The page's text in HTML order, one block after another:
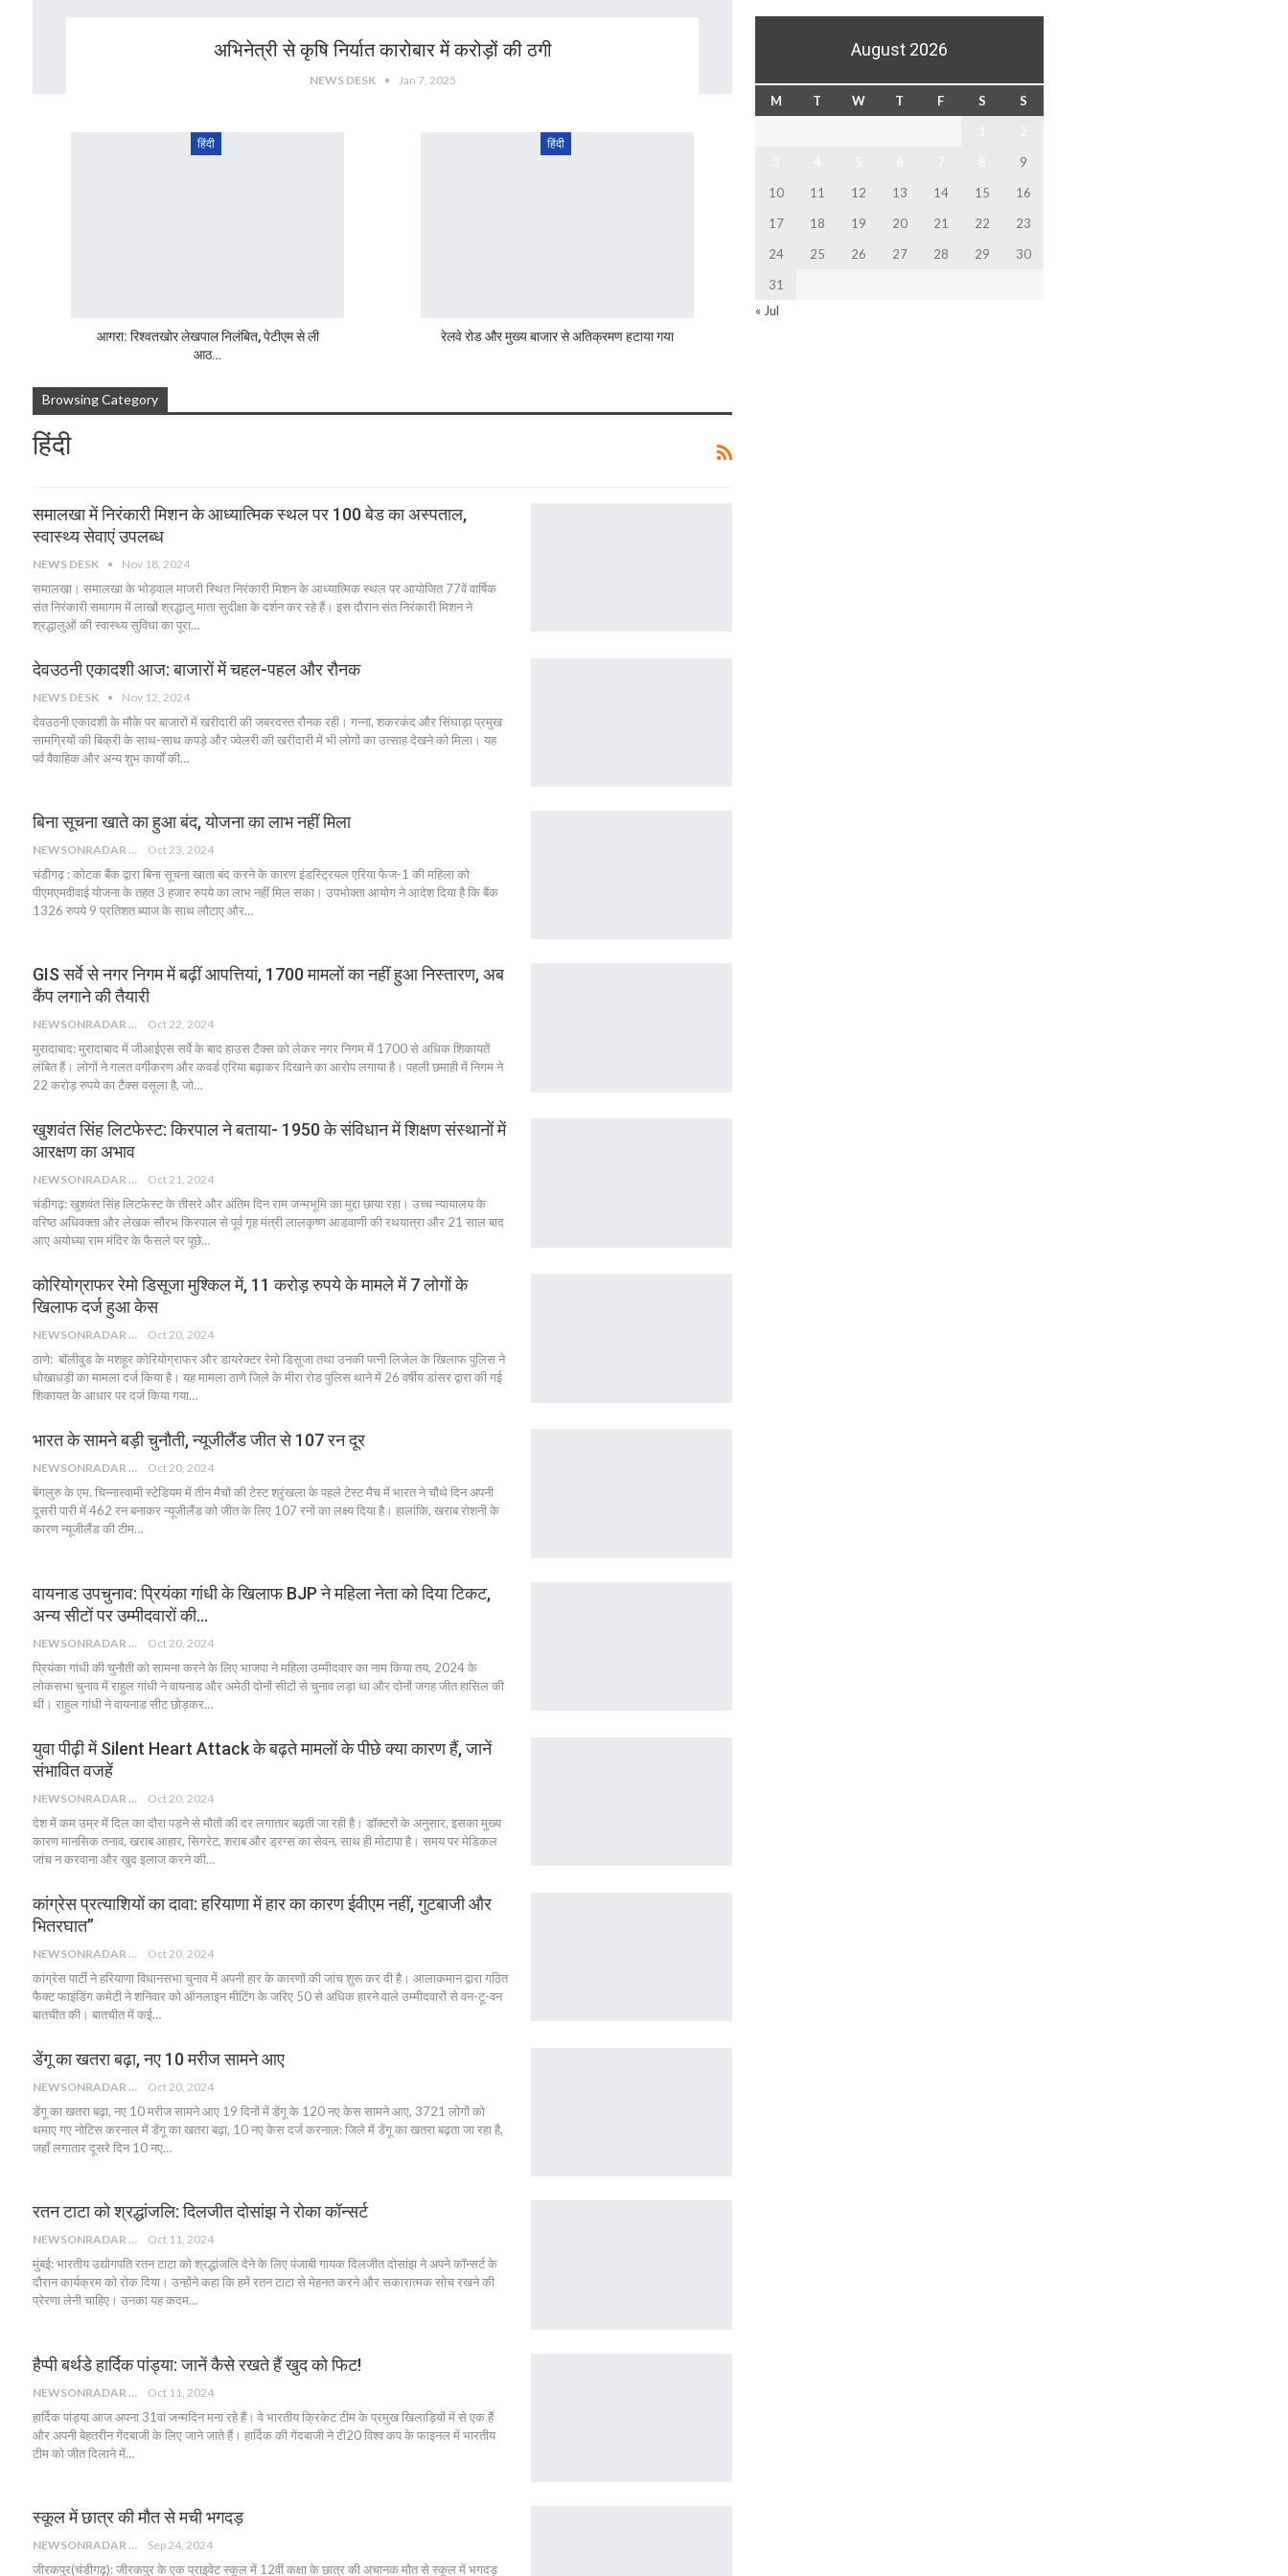
अभिनेत्री से कृषि निर्यात कारोबार में करोड़ों की ठगी
NEWS DESK Jan 7, 2025
हिंदी
आगरा: रिश्वतखोर लेखपाल निलंबित, पेटीएम से ली
आठ…
हिंदी
रेलवे रोड और मुख्य बाजार से अतिक्रमण हटाया गया
Browsing Category
हिंदी
समालखा में निरंकारी मिशन के आध्यात्मिक स्थल पर 100 बेड का अस्पताल,
स्वास्थ्य सेवाएं उपलब्ध
NEWS DESK Nov 18, 2024
समालखा। समालखा के भोड़वाल माजरी स्थित निरंकारी मिशन के आध्यात्मिक स्थल पर आयोजित 77वें वार्षिक
संत निरंकारी समागम में लाखों श्रद्धालु माता सुदीक्षा के दर्शन कर रहे हैं। इस दौरान संत निरंकारी मिशन ने
श्रद्धालुओं की स्वास्थ्य सुविधा का पूरा…
देवउठनी एकादशी आज: बाजारों में चहल-पहल और रौनक
NEWS DESK Nov 12, 2024
देवउठनी एकादशी के मौके पर बाजारों में खरीदारी की जबरदस्त रौनक रही। गन्ना, शकरकंद और सिंघाड़ा प्रमुख
सामग्रियों की बिक्री के साथ-साथ कपड़े और ज्वेलरी की खरीदारी में भी लोगों का उत्साह देखने को मिला। यह
पर्व वैवाहिक और अन्य शुभ कार्यों की…
बिना सूचना खाते का हुआ बंद, योजना का लाभ नहीं मिला
NEWSONRADAR BUREAU Oct 23, 2024
चंडीगढ़ : कोटक बैंक द्वारा बिना सूचना खाता बंद करने के कारण इंडस्ट्रियल एरिया फेज-1 की महिला को
पीएमएमवीवाई योजना के तहत 3 हजार रुपये का लाभ नहीं मिल सका। उपभोक्ता आयोग ने आदेश दिया है कि बैंक
1326 रुपये 9 प्रतिशत ब्याज के साथ लौटाए और…
GIS सर्वे से नगर निगम में बढ़ीं आपत्तियां, 1700 मामलों का नहीं हुआ निस्तारण, अब
कैंप लगाने की तैयारी
NEWSONRADAR BUREAU Oct 22, 2024
मुरादाबाद: मुरादाबाद में जीआईएस सर्वे के बाद हाउस टैक्स को लेकर नगर निगम में 1700 से अधिक शिकायतें
लंबित हैं। लोगों ने गलत वर्गीकरण और कवर्ड एरिया बढ़ाकर दिखाने का आरोप लगाया है। पहली छमाही में निगम ने
22 करोड़ रुपये का टैक्स वसूला है, जो…
खुशवंत सिंह लिटफेस्ट: किरपाल ने बताया- 1950 के संविधान में शिक्षण संस्थानों में
आरक्षण का अभाव
NEWSONRADAR BUREAU Oct 21, 2024
चंडीगढ़: खुशवंत सिंह लिटफेस्ट के तीसरे और अंतिम दिन राम जन्मभूमि का मुद्दा छाया रहा। उच्च न्यायालय के
वरिष्ठ अधिवक्ता और लेखक सौरभ किरपाल से पूर्व गृह मंत्री लालकृष्ण आडवाणी की रथयात्रा और 21 साल बाद
आए अयोध्या राम मंदिर के फैसले पर पूछे…
कोरियोग्राफर रेमो डिसूजा मुश्किल में, 11 करोड़ रुपये के मामले में 7 लोगों के
खिलाफ दर्ज हुआ केस
NEWSONRADAR BUREAU Oct 20, 2024
ठाणे: बॉलीवुड के मशहूर कोरियोग्राफर और डायरेक्टर रेमो डिसूजा तथा उनकी पत्नी लिजेल के खिलाफ पुलिस ने
धोखाधड़ी का मामला दर्ज किया है। यह मामला ठाणे जिले के मीरा रोड पुलिस थाने में 26 वर्षीय डांसर द्वारा की गई
शिकायत के आधार पर दर्ज किया गया…
भारत के सामने बड़ी चुनौती, न्यूजीलैंड जीत से 107 रन दूर
NEWSONRADAR BUREAU Oct 20, 2024
बेंगलुरु के एम. चिन्नास्वामी स्टेडियम में तीन मैचों की टेस्ट श्रृंखला के पहले टेस्ट मैच में भारत ने चौथे दिन अपनी
दूसरी पारी में 462 रन बनाकर न्यूजीलैंड को जीत के लिए 107 रनों का लक्ष्य दिया है। हालांकि, खराब रोशनी के
कारण न्यूजीलैंड की टीम…
वायनाड उपचुनाव: प्रियंका गांधी के खिलाफ BJP ने महिला नेता को दिया टिकट,
अन्य सीटों पर उम्मीदवारों की…
NEWSONRADAR BUREAU Oct 20, 2024
प्रियंका गांधी की चुनौती को सामना करने के लिए भाजपा ने महिला उम्मीदवार का नाम किया तय, 2024 के
लोकसभा चुनाव में राहुल गांधी ने वायनाड और अमेठी दोनों सीटों से चुनाव लड़ा था और दोनों जगह जीत हासिल की
थी। राहुल गांधी ने वायनाड सीट छोड़कर…
युवा पीढ़ी में Silent Heart Attack के बढ़ते मामलों के पीछे क्या कारण हैं, जानें
संभावित वजहें
NEWSONRADAR BUREAU Oct 20, 2024
देश में कम उम्र में दिल का दौरा पड़ने से मौतों की दर लगातार बढ़ती जा रही है। डॉक्टरों के अनुसार, इसका मुख्य
कारण मानसिक तनाव, खराब आहार, सिगरेट, शराब और ड्रग्स का सेवन, साथ ही मोटापा है। समय पर मेडिकल
जांच न करवाना और खुद इलाज करने की…
कांग्रेस प्रत्याशियों का दावा: हरियाणा में हार का कारण ईवीएम नहीं, गुटबाजी और
भितरघात”
NEWSONRADAR BUREAU Oct 20, 2024
कांग्रेस पार्टी ने हरियाणा विधानसभा चुनाव में अपनी हार के कारणों की जांच शुरू कर दी है। आलाकमान द्वारा गठित
फैक्ट फाइंडिंग कमेटी ने शनिवार को ऑनलाइन मीटिंग के जरिए 50 से अधिक हारने वाले उम्मीदवारों से वन-टू-वन
बातचीत की। बातचीत में कई…
डेंगू का खतरा बढ़ा, नए 10 मरीज सामने आए
NEWSONRADAR BUREAU Oct 20, 2024
डेंगू का खतरा बढ़ा, नए 10 मरीज सामने आए 19 दिनों में डेंगू के 120 नए केस सामने आए, 3721 लोगों को
थमाए गए नोटिस करनाल में डेंगू का खतरा बढ़ा, 10 नए केस दर्ज करनाल: जिले में डेंगू का खतरा बढ़ता जा रहा है,
जहाँ लगातार दूसरे दिन 10 नए…
रतन टाटा को श्रद्धांजलि: दिलजीत दोसांझ ने रोका कॉन्सर्ट
NEWSONRADAR BUREAU Oct 11, 2024
मुंबई: भारतीय उद्योगपति रतन टाटा को श्रद्धांजलि देने के लिए पंजाबी गायक दिलजीत दोसांझ ने अपने कॉन्सर्ट के
दौरान कार्यक्रम को रोक दिया। उन्होंने कहा कि हमें रतन टाटा से मेहनत करने और सकारात्मक सोच रखने की
प्रेरणा लेनी चाहिए। उनका यह कदम…
हैप्पी बर्थडे हार्दिक पांड्या: जानें कैसे रखते हैं खुद को फिट!
NEWSONRADAR BUREAU Oct 11, 2024
हार्दिक पांड्या आज अपना 31वां जन्मदिन मना रहे हैं। वे भारतीय क्रिकेट टीम के प्रमुख खिलाड़ियों में से एक हैं
और अपनी बेहतरीन गेंदबाजी के लिए जाने जाते हैं। हार्दिक की गेंदबाजी ने टी20 विश्व कप के फाइनल में भारतीय
टीम को जीत दिलाने में…
स्कूल में छात्र की मौत से मची भगदड़
NEWSONRADAR BUREAU Sep 24, 2024
जीरकपुर(चंडीगढ़): जीरकपुर के एक प्राइवेट स्कूल में 12वीं कक्षा के छात्र की अचानक मौत से स्कूल में भगदड़
August 2026
M T W T F S
S
9
10
11 12 13 14 15
16
17
18 19 20 21 22
23
24
25 26 27 28 29
30
31
« Jul